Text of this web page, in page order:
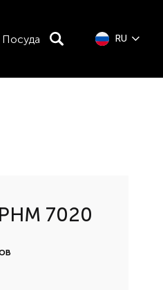
Посуда RU
7020